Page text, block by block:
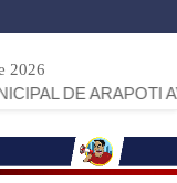
2026
AVANÇA E